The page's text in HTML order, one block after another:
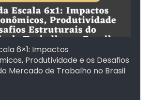
6×1: Impactos
Produtividade e os Desafios
Mercado de Trabalho no Brasil